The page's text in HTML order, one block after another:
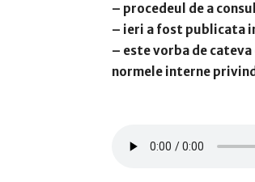
– procedeul de a
– ieri a fost publicata
– este vorba de
normele interne